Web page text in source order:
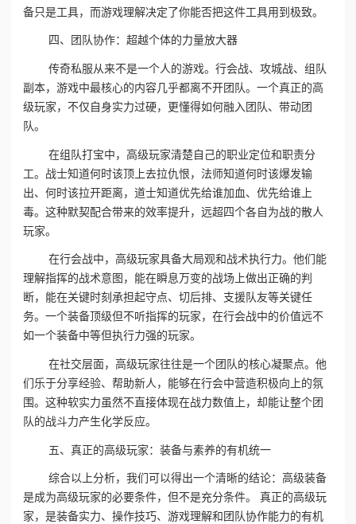
备只是工具，而游戏理解决定了你能否把这件工具用到极致。
四、团队协作：超越个体的力量放大器
传奇私服从来不是一个人的游戏。行会战、攻城战、组队
副本，游戏中最核心的内容几乎都离不开团队。一个真正的高
级玩家，不仅自身实力过硬，更懂得如何融入团队、带动团
队。
在组队打宝中，高级玩家清楚自己的职业定位和职责分
工。战士知道何时该顶上去拉仇恨，法师知道何时该爆发输
出、何时该拉开距离，道士知道优先给谁加血、优先给谁上
毒。这种默契配合带来的效率提升，远超四个各自为战的散人
玩家。
在行会战中，高级玩家具备大局观和战术执行力。他们能
理解指挥的战术意图，能在瞬息万变的战场上做出正确的判
断，能在关键时刻承担起守点、切后排、支援队友等关键任
务。一个装备顶级但不听指挥的玩家，在行会战中的价值远不
如一个装备中等但执行力强的玩家。
在社交层面，高级玩家往往是一个团队的核心凝聚点。他
们乐于分享经验、帮助新人，能够在行会中营造积极向上的氛
围。这种软实力虽然不直接体现在战力数值上，却能让整个团
队的战斗力产生化学反应。
五、真正的高级玩家：装备与素养的有机统一
综合以上分析，我们可以得出一个清晰的结论：高级装备
是成为高级玩家的必要条件，但不是充分条件。 真正的高级玩
家，是装备实力、操作技巧、游戏理解和团队协作能力的有机